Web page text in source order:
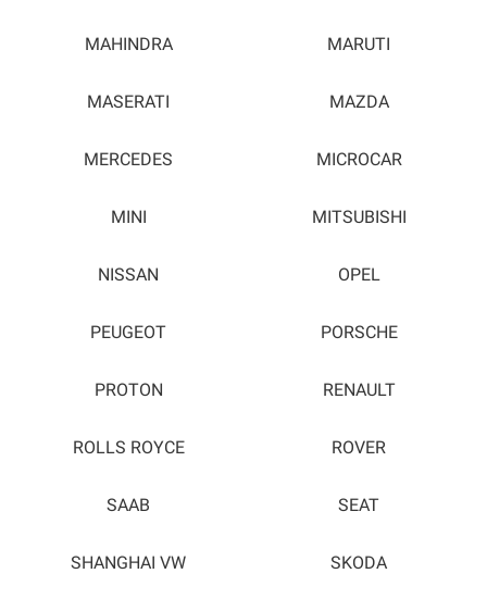
MAHINDRA MARUTI
MASERATI MAZDA
MERCEDES MICROCAR
MINI MITSUBISHI
NISSAN OPEL
PEUGEOT PORSCHE
PROTON RENAULT
ROLLS ROYCE ROVER
SAAB SEAT
SHANGHAI VW SKODA